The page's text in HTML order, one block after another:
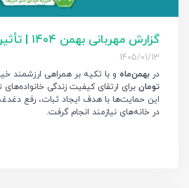
گزارش مهربانی بهمن ۱۴۰۴ | تأثیر مهربانی شما
1405/01/13
در بهمن‌ماه و با تکیه بر همراهی ارزشمند
تومان برای ارتقای کیفیت زندگی
این حمایت‌ها با هدف ایجاد ثبات، رفع
در خانه‌های نیازمند انجام گرفت.